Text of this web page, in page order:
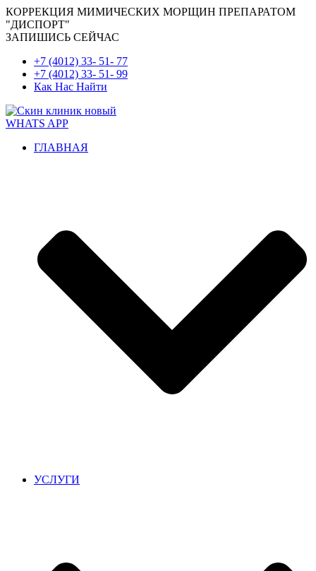
КОРРЕКЦИЯ МИМИЧЕСКИХ МОРЩИН ПРЕПАРАТОМ
"ДИСПОРТ"
ЗАПИШИСЬ СЕЙЧАС
+7 (4012) 33- 51- 77
+7 (4012) 33- 51- 99
Как Нас Найти
WHATS APP
ГЛАВНАЯ
УСЛУГИ